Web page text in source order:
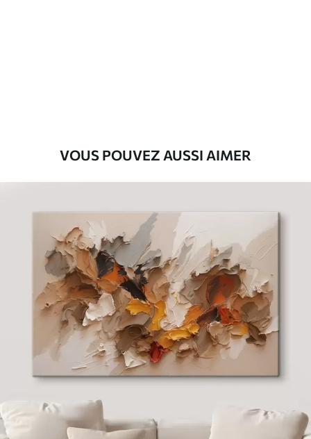
VOUS POUVEZ AUSSI AIMER